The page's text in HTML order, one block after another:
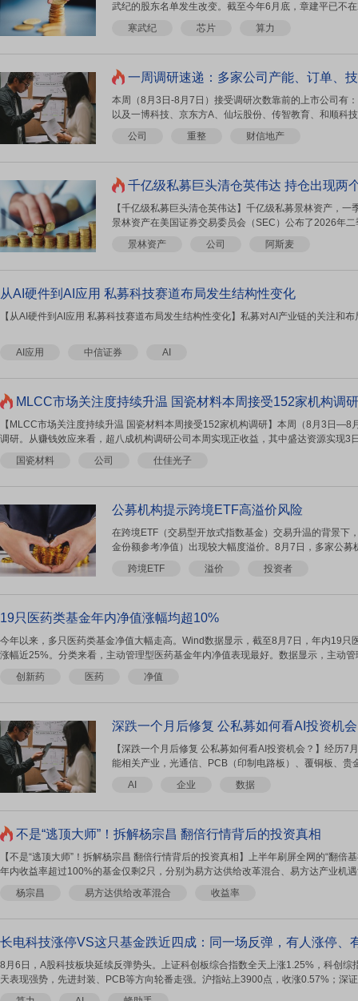
武纪的股东名单发生改变。截至今年6月底，章建平已不
寒武纪
芯片 算力
一周调研速递：多家公司产能、订单、技术迎来突破，
本周（8月3日-8月7日）接受调研次数靠前的上市公司有
以及一博科技、京东方A、仙坛股份、传智教育、和顺科
公司
重整 财信地产
千亿级私募巨头清仓英伟达 持仓出现两
【千亿级私募巨头清仓英伟达】千亿级私募景林资产，
景林资产在美国证券交易委员会（SEC）公布了2026年
景林资产
公司 阿斯麦
从AI硬件到AI应用 私募科技赛道布局发生结构性变化
【从AI硬件到AI应用 私募科技赛道布局发生结构性变化】私募对AI产业链的关注和
AI应用 中信证券 AI
MLCC市场关注度持续升温 国瓷材料本周接受152家机构调研
【MLCC市场关注度持续升温 国瓷材料本周接受152家机构调研】本周（8月3日—8
调研。从赚钱效应来看，超八成机构调研公司本周实现正收益，其中盛达资源实现3
国瓷材料
公司 仕佳光子
公募机构提示跨境ETF高溢价风险
在跨境ETF（交易型开放式指数基金）交易升温的背景下
金份额参考净值）出现较大幅度溢价。8月7日，多家公募
跨境ETF
溢价 投资者
19只医药类基金年内净值涨幅均超10%
今年以来，多只医药类基金净值大幅走高。Wind数据显示，截至8月7日，年内19只
涨幅近25%。分类来看，主动管理型医药基金年内净值表现最好。数据显示，主动
创新药
医药 净值
深跌一个月后修复 公私募如何看AI投资机
【深跌一个月后修复 公私募如何看AI投资机会？】经历7
能相关产业，光通信、PCB（印制电路板）、覆铜板、贵
AI
企业 数据
不是“逃顶大师”！拆解杨宗昌 翻倍行情背后的投资真相
【不是“逃顶大师”！拆解杨宗昌 翻倍行情背后的投资真相】上半年刷屏全网的“翻倍
年内收益率超过100%的基金仅剩2只，分别为易方达供给改革混合、易方达产业机
杨宗昌
易方达供给改革混合 收益率
长电科技涨停VS这只基金跌近四成：同一场反弹，有人涨停、
8月6日，A股科技板块延续反弹势头。上证科创板综合指数全天上涨1.25%，科创综
天表现强势，先进封装、PCB等方向轮番走强。沪指站上3900点，收涨0.57%；深